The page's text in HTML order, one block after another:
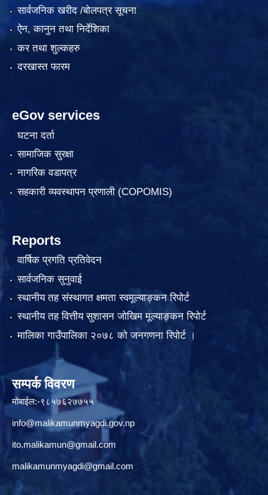
सार्वजनिक खरीद /बोलपत्र सूचना
ऐन, कानुन तथा निर्देशिका
कर तथा शुल्कहरु
दरखास्त फारम
eGov services
घटना दर्ता
सामाजिक सुरक्षा
नागरिक वडापत्र
सहकारी व्यवस्थापन प्रणाली (COPOMIS)
Reports
वार्षिक प्रगति प्रतिवेदन
सार्वजनिक सुनुवाई
स्थानीय तह संस्थागत क्षमता स्वमूल्याङ्कन रिपोर्ट
स्थानीय तह वित्तीय सुशासन जोखिम मूल्याङ्कन रिपोर्ट
मालिका गाउँपालिका २०७८ को जनगणना रिपोर्ट ।
सम्पर्क विवरण
मोबाईल:-९८५७६२७७५५
info@malikamunmyagdi.gov.np
ito.malikamun@gmail.com
malikamunmyagdi@gmail.com